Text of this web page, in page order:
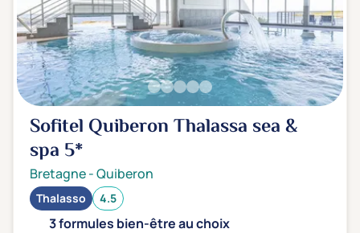
Sofitel Quiberon Thalassa sea &
spa 5*
Bretagne-Quiberon
Thalasso 4.5
3 formules bien-être au choix